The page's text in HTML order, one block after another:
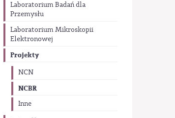
Laboratorium Badań dla
Przemysłu
Laboratorium Mikroskopii
Elektronowej
Projekty
NCN
NCBR
Inne